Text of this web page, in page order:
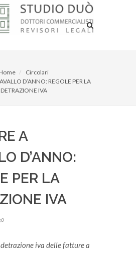
Circolari
D’ANNO: REGOLE PER LA
DETRAZIONE IVA
A
D’ANNO:
PER LA
IVA
iva delle fatture a